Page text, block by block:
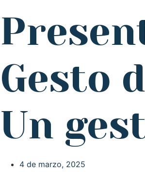
Gesto
Un
4 de marzo, 2025